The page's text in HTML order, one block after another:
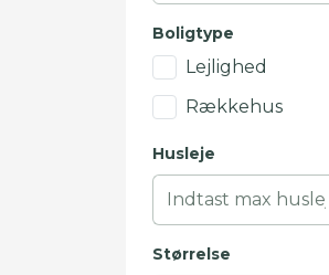
Boligtype
Lejlighed
Rækkehus
Husleje
Størrelse